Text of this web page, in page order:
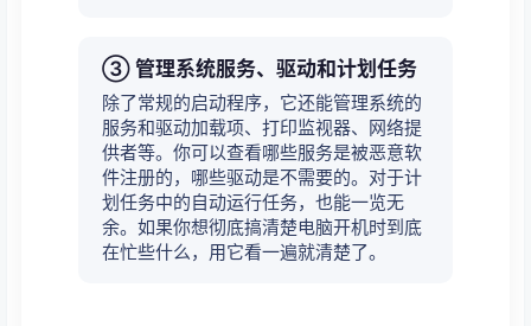
③ 管理系统服务、驱动和计划任务
除了常规的启动程序，它还能管理系统的
服务和驱动加载项、打印监视器、网络提
供者等。你可以查看哪些服务是被恶意软
件注册的，哪些驱动是不需要的。对于计
划任务中的自动运行任务，也能一览无
余。如果你想彻底搞清楚电脑开机时到底
在忙些什么，用它看一遍就清楚了。